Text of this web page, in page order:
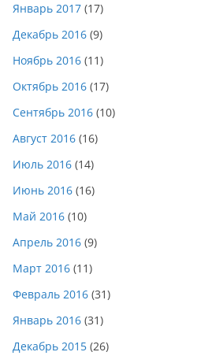
Январь 2017 (17)
Декабрь 2016 (9)
Ноябрь 2016 (11)
Октябрь 2016 (17)
Сентябрь 2016 (10)
Август 2016 (16)
Июль 2016 (14)
Июнь 2016 (16)
Май 2016 (10)
Апрель 2016 (9)
Март 2016 (11)
Февраль 2016 (31)
Январь 2016 (31)
Декабрь 2015 (26)